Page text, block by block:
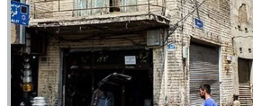
شاخص افزایشی شد + تحلیل